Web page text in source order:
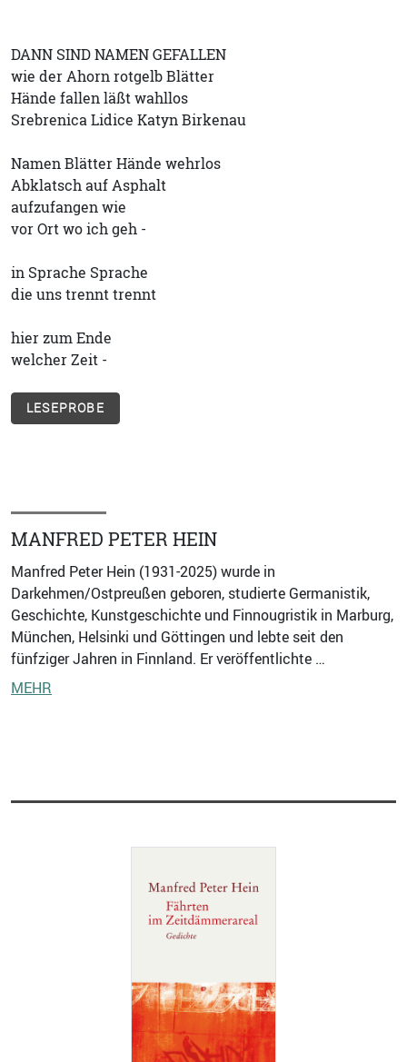
DANN SIND NAMEN GEFALLEN
wie der Ahorn rotgelb Blätter
Hände fallen läßt wahllos
Srebrenica Lidice Katyn Birkenau
Namen Blätter Hände wehrlos
Abklatsch auf Asphalt
aufzufangen wie
vor Ort wo ich geh -
in Sprache Sprache
die uns trennt trennt
hier zum Ende
welcher Zeit -
LESEPROBE
MANFRED PETER HEIN
Manfred Peter Hein (1931-2025) wurde in
Darkehmen/Ostpreußen geboren, studierte Germanistik,
Geschichte, Kunstgeschichte und Finnougristik in Marburg,
München, Helsinki und Göttingen und lebte seit den
fünfziger Jahren in Finnland. Er veröffentlichte …
MEHR